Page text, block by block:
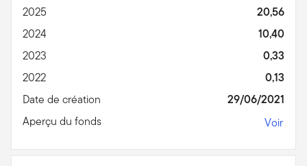
2025
20,56
2024
10,40
2023
0,33
2022
0,13
Date de création
29/06/2021
Aperçu du fonds
Voir